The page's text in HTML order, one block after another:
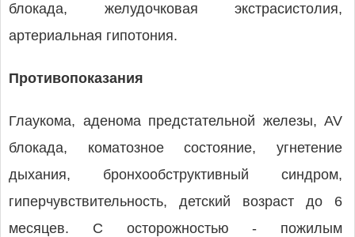
блокада, желудочковая экстрасистолия,
артериальная гипотония.
Противопоказания
Глаукома, аденома предстательной железы, AV
блокада, коматозное состояние, угнетение
дыхания, бронхообструктивный синдром,
гиперчувствительность, детский возраст до 6
месяцев. С осторожностью - пожилым